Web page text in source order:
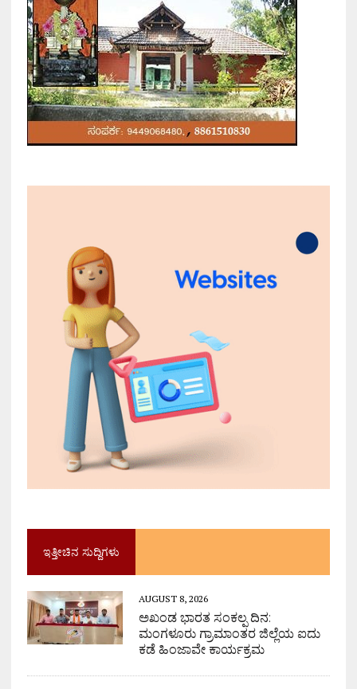
ಇತ್ತೀಚಿನ ಸುದ್ದಿಗಳು
AUGUST 8, 2026
ಅಖಂಡ ಭಾರತ ಸಂಕಲ್ಪ ದಿನ:
ಮಂಗಳೂರು ಗ್ರಾಮಾಂತರ ಜಿಲ್ಲೆಯ ಐದು
ಕಡೆ ಹಿಂಜಾವೇ ಕಾರ್ಯಕ್ರಮ